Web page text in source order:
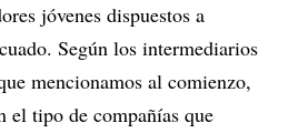
jóvenes dispuestos a
Según los intermediarios
mencionamos al comienzo,
el tipo de compañías que